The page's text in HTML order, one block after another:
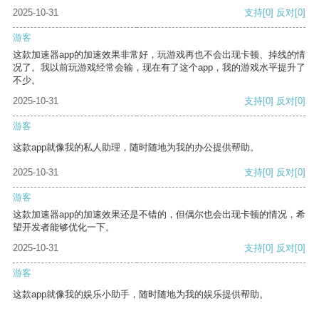
2025-10-31
支持[0] 反对[0]
游客
这款加速器app的加速效果非常好，玩游戏再也不会出现卡顿、掉线的情
况了。我以前玩游戏经常会输，现在有了这个app，我的游戏水平提升了
不少。
2025-10-31
支持[0] 反对[0]
游客
这款app就像我的私人助理，随时随地为我的办公提供帮助。
2025-10-31 支持[0] 反对[0]
游客
这款加速器app的加速效果还是不错的，但偶尔也会出现卡顿的情况，希
望开发者能够优化一下。
2025-10-31
支持[0] 反对[0]
游客
这款app就像我的娱乐小助手，随时随地为我的娱乐提供帮助。